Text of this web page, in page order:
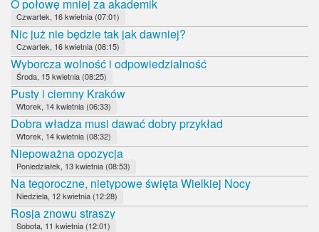
O połowę mniej za akademik
Czwartek, 16 kwietnia (07:01)
Nic już nie będzie tak jak dawniej?
Czwartek, 16 kwietnia (08:15)
Wyborcza wolność i odpowiedzialność
Środa, 15 kwietnia (08:25)
Pusty i ciemny Kraków
Wtorek, 14 kwietnia (06:33)
Dobra władza musi dawać dobry przykład
Wtorek, 14 kwietnia (08:32)
Niepoważna opozycja
Poniedziałek, 13 kwietnia (08:53)
Na tegoroczne, nietypowe święta Wielkiej Nocy
Niedziela, 12 kwietnia (12:28)
Rosja znowu straszy
Sobota, 11 kwietnia (12:01)